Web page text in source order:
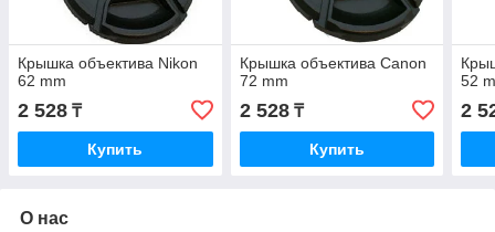
Крышка объектива Nikon
62 mm
2 528 ₸
Купить
Крышка объектива Canon
72 mm
2 528₸
Купить
52
2
О нас